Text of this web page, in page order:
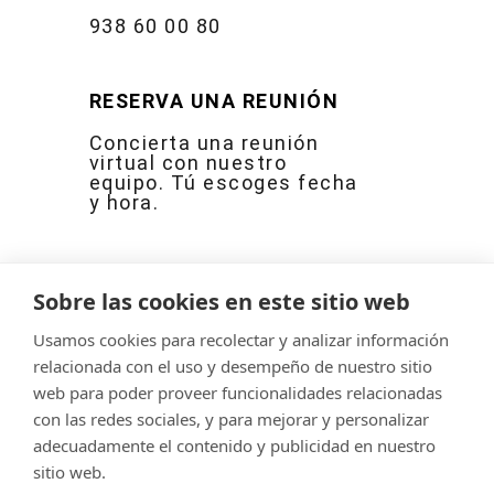
938 60 00 80
RESERVA UNA REUNIÓN
Concierta una reunión
virtual con nuestro
equipo. Tú escoges fecha
y hora.
Agendar
© Servitec S.A.
Todos los derechos reservados
Sobre las cookies en este sitio web
Usamos cookies para recolectar y analizar información
relacionada con el uso y desempeño de nuestro sitio
web para poder proveer funcionalidades relacionadas
con las redes sociales, y para mejorar y personalizar
adecuadamente el contenido y publicidad en nuestro
sitio web.